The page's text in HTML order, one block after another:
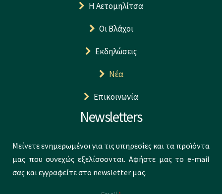
Η Αετομηλίτσα
Οι Βλάχοι
Εκδηλώσεις
Νέα
Επικοινωνία
Newsletters
Μείνετε ενημερωμένοι για τις υπηρεσίες και τα προϊόντα
μας που συνεχώς εξελίσσονται. Αφήστε μας το e-mail
σας και εγγραφείτε στο newsletter μας.